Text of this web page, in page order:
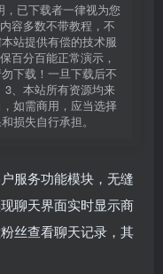
已下载者一律视为您
容多数不带教程，不
站提供有偿的技术服
百分百能正常演示，
下载！一旦下载后不
、本站所有资源均来
如需商用，应当选择
损失自行承担。
服务功能模块，无缝
聊天界面实时显示商
丝查看聊天记录，其